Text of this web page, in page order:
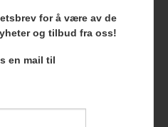
Sikkerhet og personvern
Blogg
927127954
for å være av de
og tilbud fra oss!
en mail til